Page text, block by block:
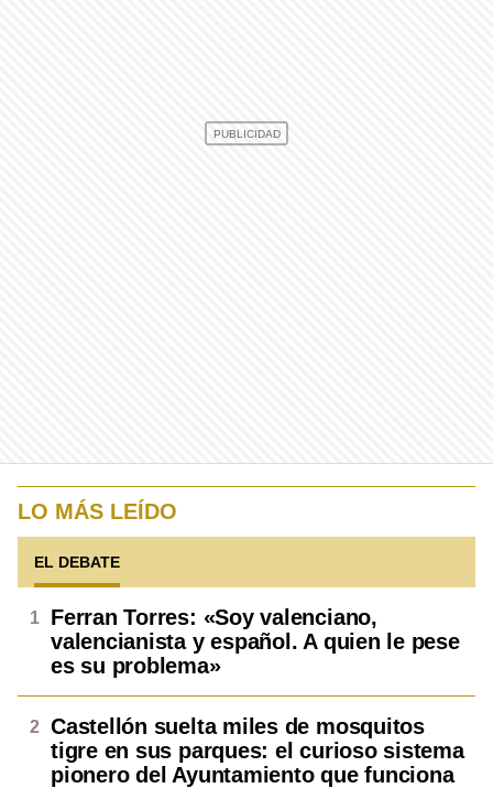
LO MÁS LEÍDO
EL DEBATE
Ferran Torres: «Soy valenciano,
valencianista y español. A quien le pese
es su problema»
Castellón suelta miles de mosquitos
tigre en sus parques: el curioso sistema
pionero del Ayuntamiento que funciona